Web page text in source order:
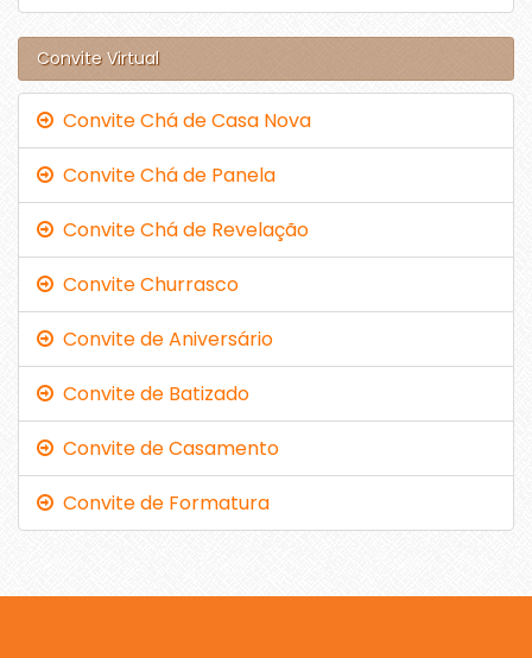
Convite Virtual
Convite Chá de Casa Nova
Convite Chá de Panela
Convite Chá de Revelação
Convite Churrasco
Convite de Aniversário
Convite de Batizado
Convite de Casamento
Convite de Formatura